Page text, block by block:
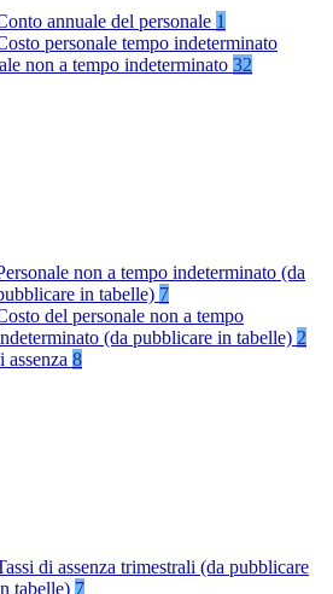
annuale del personale 1
personale tempo indeterminato
non a tempo indeterminato 32
non a tempo indeterminato (da
in tabelle) 7
del personale non a tempo
(da pubblicare in tabelle) 2
assenza 8
di assenza trimestrali (da pubblicare
tabelle) 7